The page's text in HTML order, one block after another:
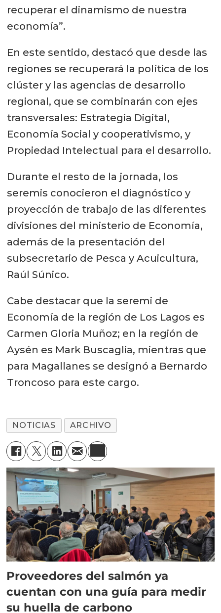
recuperar el dinamismo de nuestra
economía”.
En este sentido, destacó que desde las
regiones se recuperará la política de los
clúster y las agencias de desarrollo
regional, que se combinarán con ejes
transversales: Estrategia Digital,
Economía Social y cooperativismo, y
Propiedad Intelectual para el desarrollo.
Durante el resto de la jornada, los
seremis conocieron el diagnóstico y
proyección de trabajo de las diferentes
divisiones del ministerio de Economía,
además de la presentación del
subsecretario de Pesca y Acuicultura,
Raúl Súnico.
Cabe destacar que la seremi de
Economía de la región de Los Lagos es
Carmen Gloria Muñoz; en la región de
Aysén es Mark Buscaglia, mientras que
para Magallanes se designó a Bernardo
Troncoso para este cargo.
NOTICIAS ARCHIVO
Proveedores del salmón ya
cuentan con una guía para medir
su huella de carbono